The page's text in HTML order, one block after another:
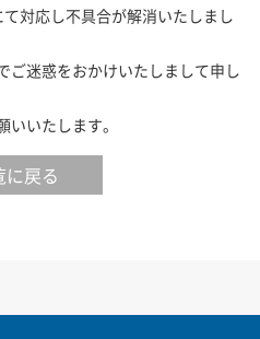
対応し不具合が解消いたしまし
ご迷惑をおかけいたしまして申し
いたします。
に戻る